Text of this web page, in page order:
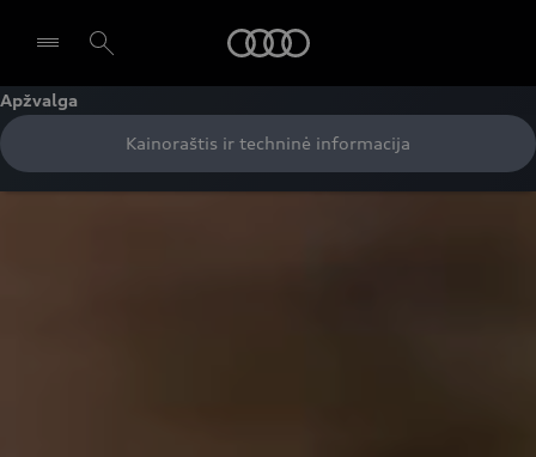
Pasirinkti atstovybę
Apžvalga
Kainoraštis ir techninė informacija